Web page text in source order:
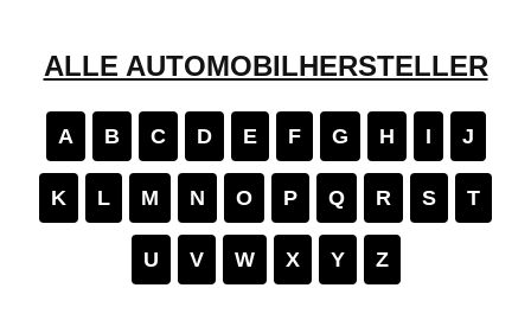
ALLE AUTOMOBILHERSTELLER
A B C D E F G H I J
K L M N O P Q R S T
U V W X Y Z